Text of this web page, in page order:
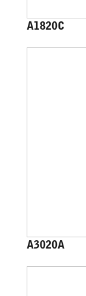
A1820C
A3020A